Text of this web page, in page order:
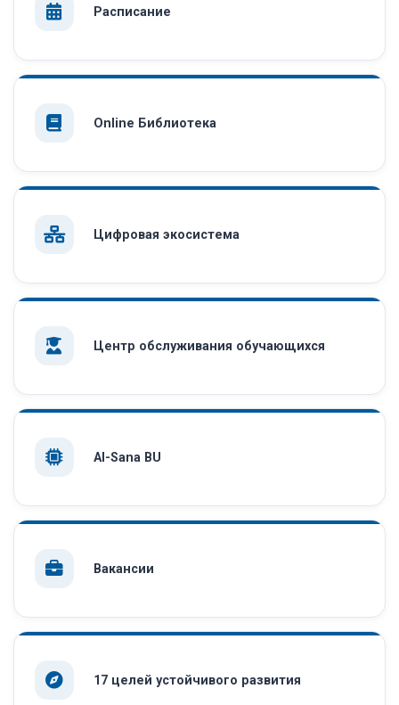
Расписание
Online Библиотека
Цифровая экосистема
Центр обслуживания обучающихся
AI-Sana BU
Вакансии
17 целей устойчивого развития